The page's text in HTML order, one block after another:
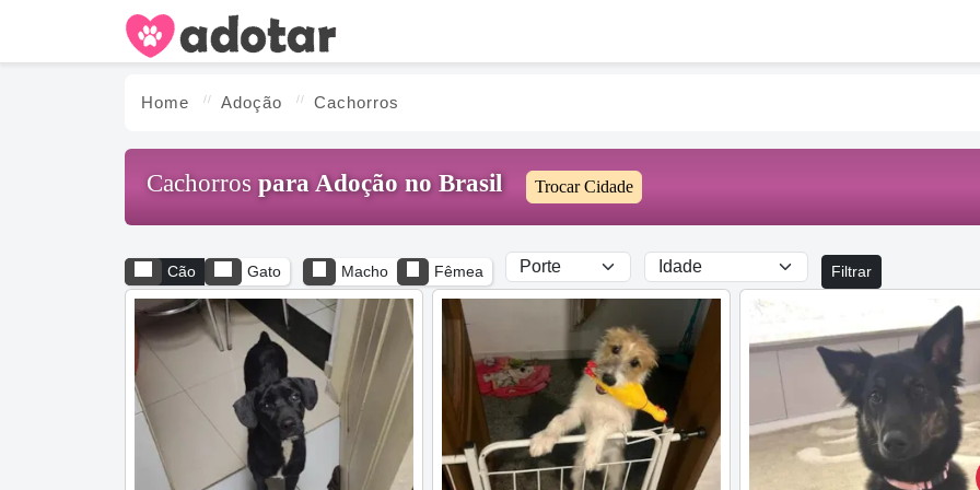
Home Adoção Cachorros
Cachorros paraAdoção no Brasil Trocar Cidade
Cão Gato Macho Fêmea Filtrar